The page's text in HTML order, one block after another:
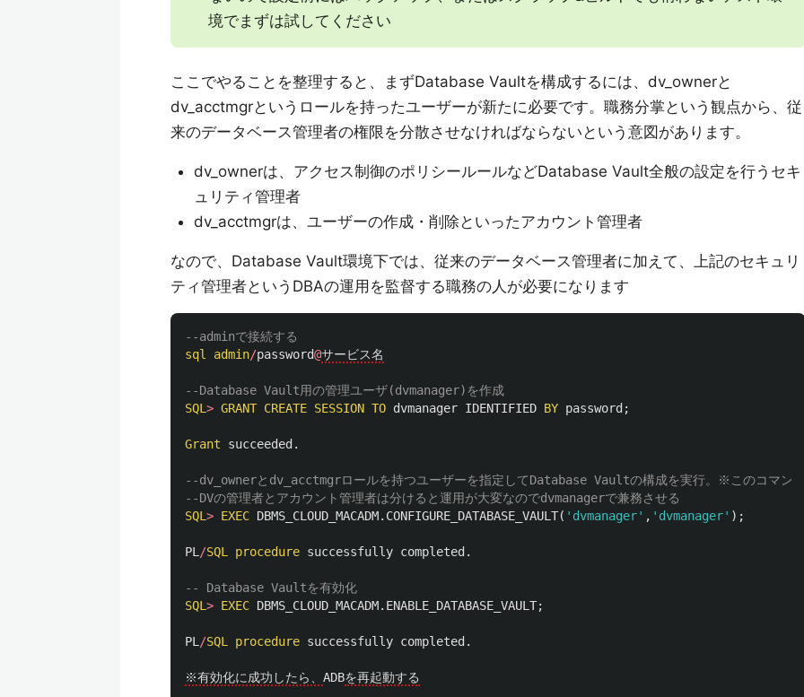
境でまずは試してください
ここでやることを整理すると、まずDatabase Vaultを構成するには、dv_ownerと
dv_acctmgrというロールを持ったユーザーが新たに必要です。職務分掌という観点から、従
来のデータベース管理者の権限を分散させなければならないという意図があります。
dv_ownerは、アクセス制御のポリシールールなどDatabase Vault全般の設定を行うセキ
ュリティ管理者
dv_acctmgrは、ユーザーの作成・削除といったアカウント管理者
なので、Database Vault環境下では、従来のデータベース管理者に加えて、上記のセキュリ
ティ管理者というDBAの運用を監督する職務の人が必要になります
--adminで接続する
sql
admin/password@サービス名
--Database Vault用の管理ユーザ(dvmanager)を作成
SQL > GRANT CREATE SESSION TO dvmanager IDENTIFIED BY password ;
Grant succeeded .
--dv_ownerとdv_acctmgrロールを持つユーザーを指定してDatabase Vaultの構成を実行。※このコマン
--DVの管理者とアカウント管理者は分けると運用が大変なのでdvmanagerで兼務させる
SQL > EXEC DBMS_CLOUD_MACADM. CONFIGURE_DATABASE_VAULT( 'dvmanager' , 'dvmanager' );
PL /SQL procedure successfully completed .
-- Database Vaultを有効化
SQL > EXEC DBMS_CLOUD_MACADM. ENABLE_DATABASE_VAULT;
PL /SQL procedure successfully completed .
※有効化に成功したら、 ADBを再起動する